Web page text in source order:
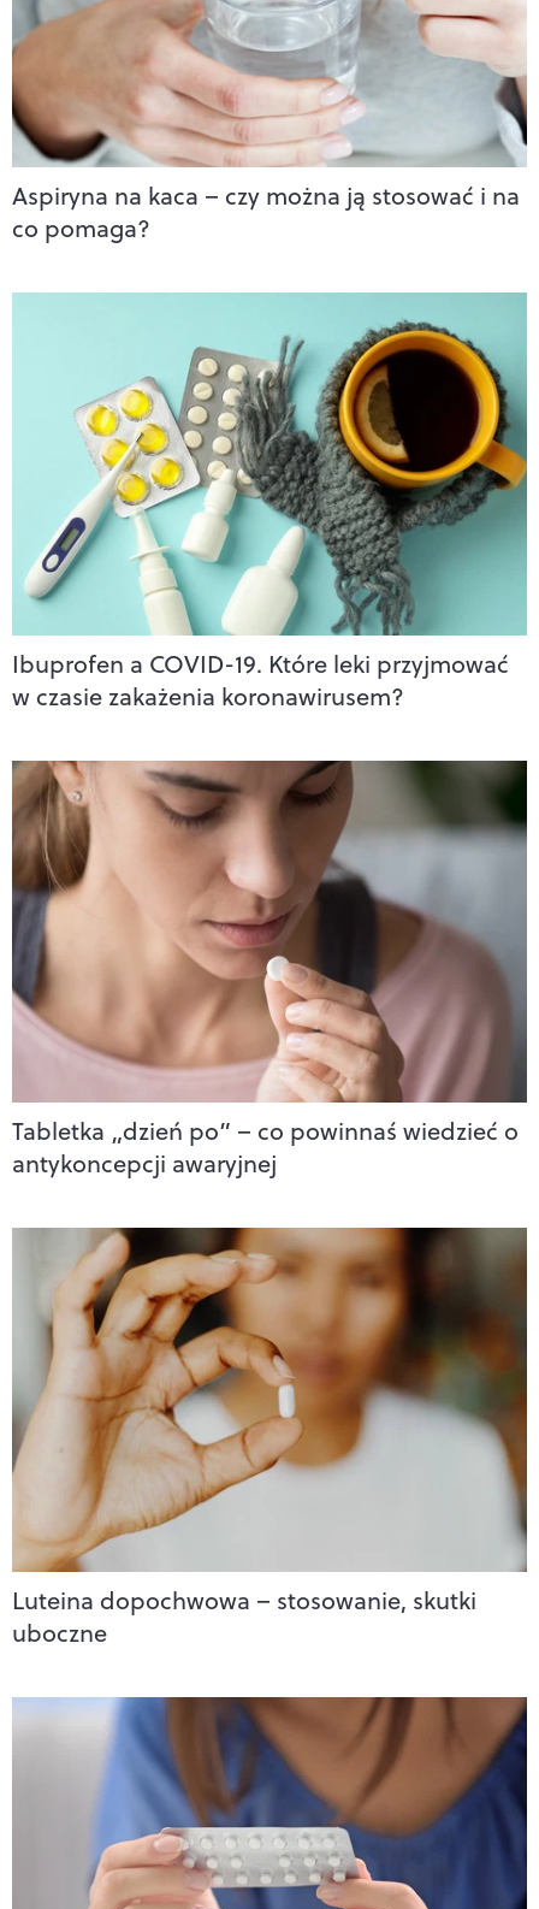
Aspiryna na kaca – czy można ją stosować i na
co pomaga?
Ibuprofen a COVID-19. Które leki przyjmować
w czasie zakażenia koronawirusem?
Tabletka „dzień po” – co powinnaś wiedzieć o
antykoncepcji awaryjnej
Luteina dopochwowa – stosowanie, skutki
uboczne